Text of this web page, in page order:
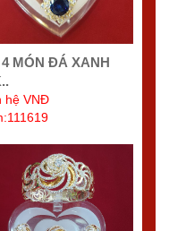
MÓN ĐÁ XANH
hệ VNĐ